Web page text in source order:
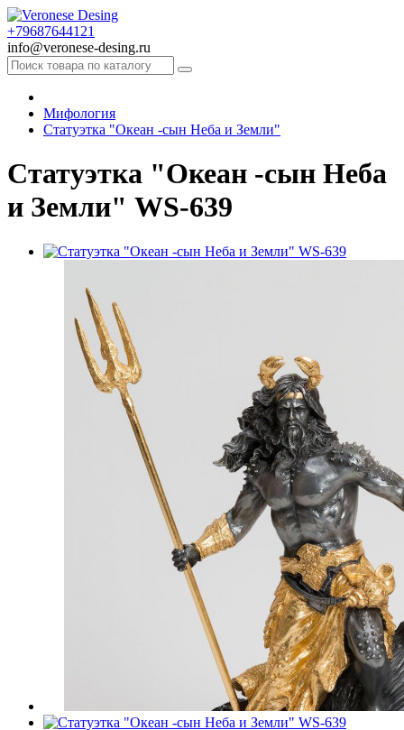
+79687644121
info@veronese-desing.ru
Мифология
Статуэтка "Океан -сын Неба и Земли"
Статуэтка "Океан -сын Неба
и Земли" WS-639